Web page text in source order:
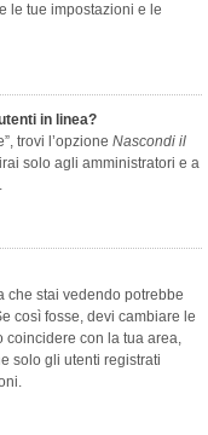
le tue impostazioni e le
in linea?
trovi l’opzione Nascondi il
solo agli amministratori e a
che stai vedendo potrebbe
così fosse, devi cambiare le
coincidere con la tua area,
solo gli utenti registrati